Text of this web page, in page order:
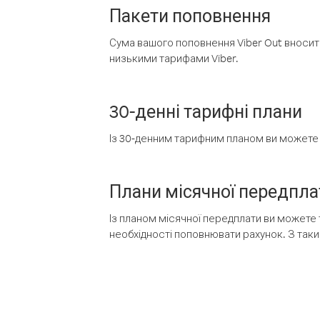
Пакети поповнення
Сума вашого поповнення Viber Out
низькими тарифами Viber.
30-денні тарифні плани
Із 30-денним тарифним планом ви можете
Плани місячної
Із планом місячної передплати ви
необхідності поповнювати рахунок. З